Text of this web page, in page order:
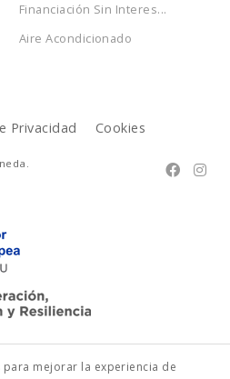
Financiación Sin Interes...
Aire Acondicionado
Privacidad Cookies
 
mejorar la experiencia de